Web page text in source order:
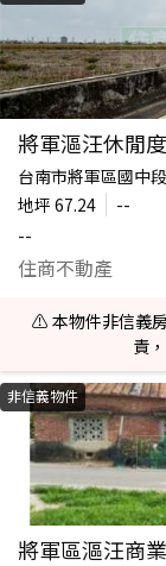
將軍漚汪休閒
台南市將軍區國中段
地坪 67.24
--
--
住商不動產
⚠️ 本物件非信義
責
非信義物件
將軍區漚汪商